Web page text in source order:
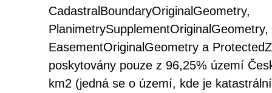
CadastralBoundaryOriginalGeometry,
EasementOriginalGeometry a
poskytovány pouze z 96,25% území
km2 (jedná se o území, kde je